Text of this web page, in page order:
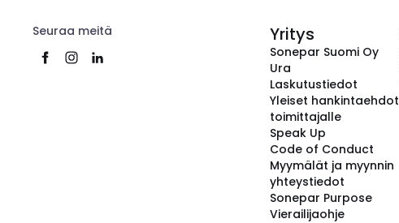
Seuraa meitä Yritys
Sonepar Suomi Oy
Ura
Laskutustiedot
Yleiset hankintaehdot
toimittajalle
Speak Up
Code of Conduct
Myymälät ja myynnin
yhteystiedot
Sonepar Purpose
Vierailijaohje